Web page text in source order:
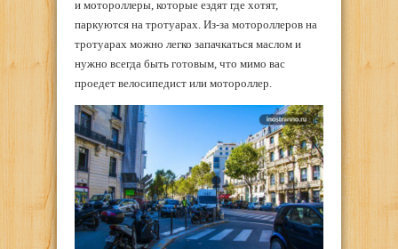
и мотороллеры, которые ездят где хотят,
паркуются на тротуарах. Из-за мотороллеров на
тротуарах можно легко запачкаться маслом и
нужно всегда быть готовым, что мимо вас
проедет велосипедист или мотороллер.